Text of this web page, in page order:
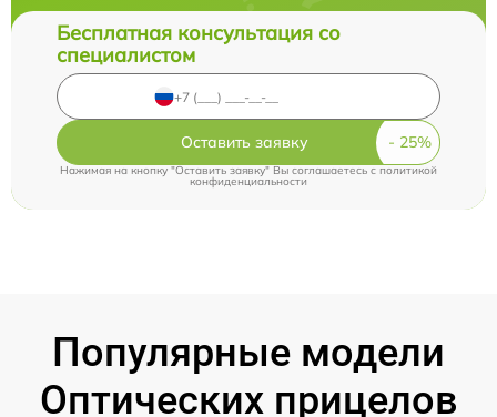
Бесплатная консультация со
специалистом
Оставить заявку
Нажимая на кнопку "Оставить заявку" Вы соглашаетесь c политикой
конфиденциальности
Популярные модели
Оптических прицелов